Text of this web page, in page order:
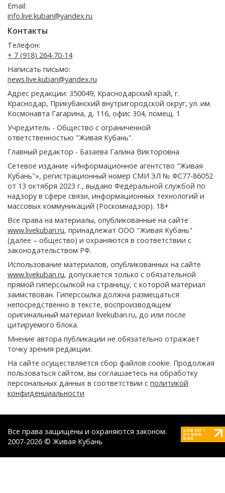
Email:
info.live.kuban@yandex.ru
Контакты
Телефон:
+ 7 (918) 264-70-14
Написать письмо:
news.live.kuban@yandex.ru
Адрес редакции: 350049, Краснодарский край, г.
Краснодар, Прикубанский внутригородской округ, ул. им.
Космонавта Гагарина, д. 116, офис 304, помещ. 1
Учредитель - Общество с ограниченной
ответственностью "Живая Кубань".
Главный редактор - Базаева Галина Викторовна
Сетевое издание «Информационное агентство "Живая
Кубань"», регистрационный номер СМИ ЭЛ № ФС77-86052
от 13 октября 2023 г., выдано Федеральной службой по
надзору в сфере связи, информационных технологий и
массовых коммуникаций (Роскомнадзор). 18+
Все права на материалы, опубликованные на сайте
www.livekuban.ru, принадлежат ООО "Живая Кубань"
(далее – общество) и охраняются в соответствии с
законодательством РФ.
Использование материалов, опубликованных на сайте
www.livekuban.ru, допускается только с обязательной
прямой гиперссылкой на страницу, с которой материал
заимствован. Гиперссылка должна размещаться
непосредственно в тексте, воспроизводящем
оригинальный материал livekuban.ru, до или после
цитируемого блока.
Мнение автора публикации не обязательно отражает
точку зрения редакции.
На сайте осуществляется сбор файлов cookie. Продолжая
пользоваться сайтом, вы соглашаетесь на обработку
персональных данных в соответствии с политикой
конфиденциальности
Все права защищены и охраняются законом.
2007-2026 © Живая Кубань